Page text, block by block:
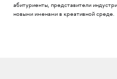
абитуриенты, представители
новыми именами в креативной среде.